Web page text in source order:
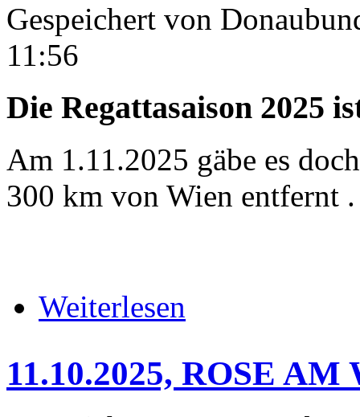
Gespeichert von
11:56
Die Regattasaison 2025
Am 1.11.2025 gäbe es
300 km von Wien entfernt
Weiterlesen
11.10.2025, ROSE